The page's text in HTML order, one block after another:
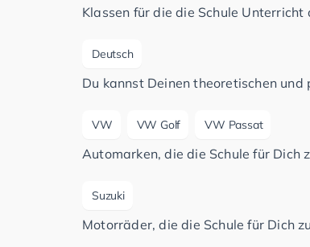
Klassen für die die Schule Unterricht
Deutsch
Du kannst Deinen theoretischen
VW VW Golf VW Passat
Automarken, die die Schule für Dich
Suzuki
Motorräder, die die Schule für Dich